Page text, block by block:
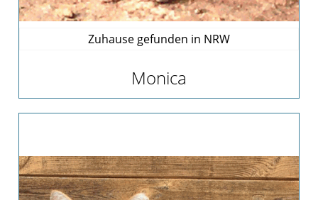
Zuhause gefunden in NRW
Monica